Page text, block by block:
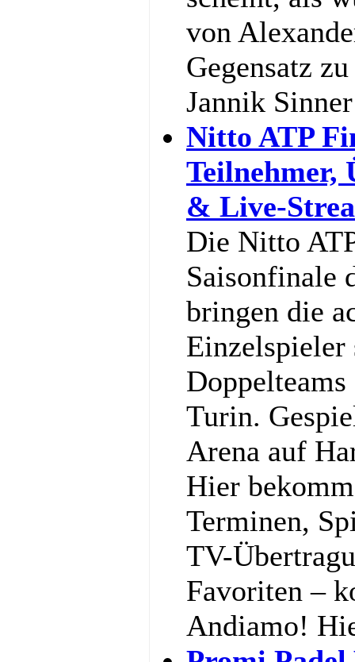
von
Gegensatz
Jannik
Nitto ATP
Teilnehmer,
& Live-
Die Nitto
Saisonfinale
bringen die
Einzelspieler
Doppelteams
Turin.
Arena auf
Hier
Terminen,
TV-
Favoriten –
Andiamo!